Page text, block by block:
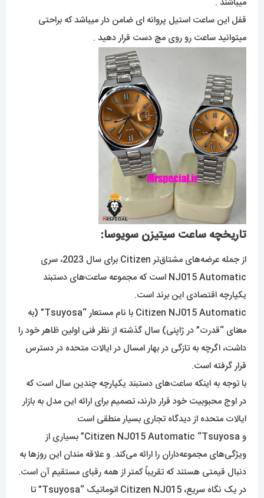
قفل این ساعت استیل پروانه ای ضامن دار میباشد که براحتی
میتوانید ساعت رو روی مچ دست قرار دهید .
تاریخچه ساعت سیتیزنسویوسا:
از جمله عرضه‌های مشتاق‌تر Citizen برای سال 2023، سری
NJ015 Automatic است که مجموعه ساعت‌های دستبند
یکپارچه اقتصادی این برند است.
Citizen NJ015 Automatic با نام مستعار “Tsuyosa” (به
معنای “قدرت” در ژاپنی) سال گذشته از نظر فنی اولین ظاهر خود را
داشت، اگرچه به تازگی در بهار امسال در ایالات متحده در دسترس
قرار گرفته است.
با توجه به اینکه ساعت‌های دستبند یکپارچه چندین سال است که
در اوج محبوبیت خود قرار دارند، تصمیم برای ارائه این مدل به بازار
ایالات متحده از دیدگاه تجاری بسیار منطقی است
و Citizen NJ015 Automatic “Tsuyosa” بسیاری از
ویژگی‌های مجموعه‌داران را ارائه می‌کند. و علاقه مندان این روزها به
دنبال قیمتی هستند که تقریباً کمتر از همه رقبای مستقیم آن است.
در یک نگاه سریع، Citizen NJ015 اتوماتیک “Tsuyosa” تا